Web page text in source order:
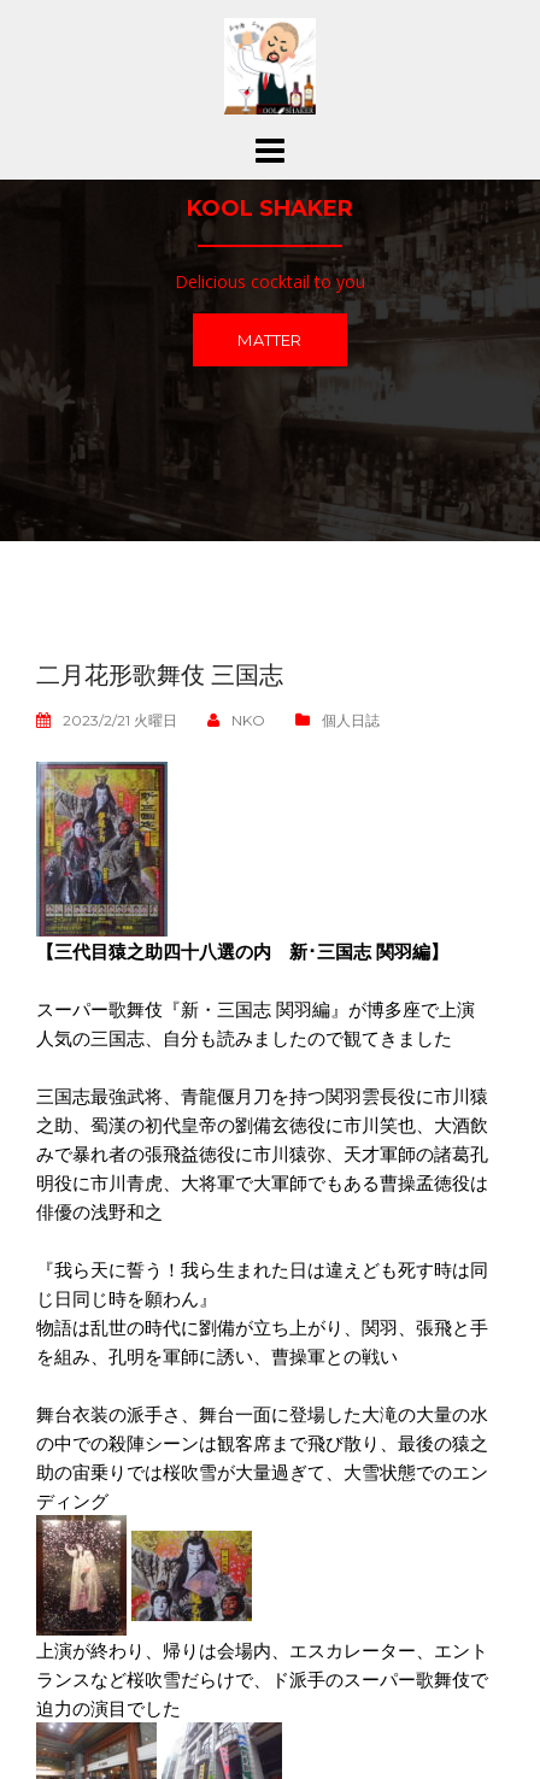
ス
KOOL SHAKER
Delicious cocktail to you
MATTER
二月花形歌舞伎 三国志
2023/2/21 火曜日 NKO 個人日誌
【三代目猿之助四十八選の内 新･三国志 関羽編】
スーパー歌舞伎『新・三国志 関羽編』が博多座で上演
人気の三国志、自分も読みましたので観てきました
三国志最強武将、青龍偃月刀を持つ関羽雲長役に市川猿
之助、蜀漢の初代皇帝の劉備玄徳役に市川笑也、大酒飲
みで暴れ者の張飛益徳役に市川猿弥、天才軍師の諸葛孔
明役に市川青虎、大将軍で大軍師でもある曹操孟徳役は
俳優の浅野和之
『我ら天に誓う！我ら生まれた日は違えども死す時は同
じ日同じ時を願わん』
物語は乱世の時代に劉備が立ち上がり、関羽、張飛と手
を組み、孔明を軍師に誘い、曹操軍との戦い
舞台衣装の派手さ、舞台一面に登場した大滝の大量の水
の中での殺陣シーンは観客席まで飛び散り、最後の猿之
助の宙乗りでは桜吹雪が大量過ぎて、大雪状態でのエン
ディング
上演が終わり、帰りは会場内、エスカレーター、エント
ランスなど桜吹雪だらけで、ド派手のスーパー歌舞伎で
迫力の演目でした